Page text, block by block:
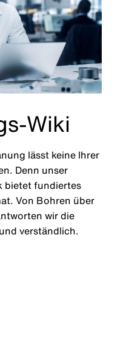
Wiki
lässt keine Ihrer
Denn unser
bietet fundiertes
Von Bohren über
wir die
verständlich.